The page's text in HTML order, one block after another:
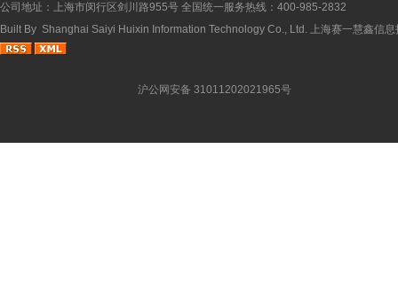
公司地址：上海市闵行区剑川路955号 全国统一服务热线：400-985-2832
Built By Shanghai Saiyi Huixin Information Technology Co., Ltd. 上海赛一慧鑫信
沪公网安备 31011202021965号